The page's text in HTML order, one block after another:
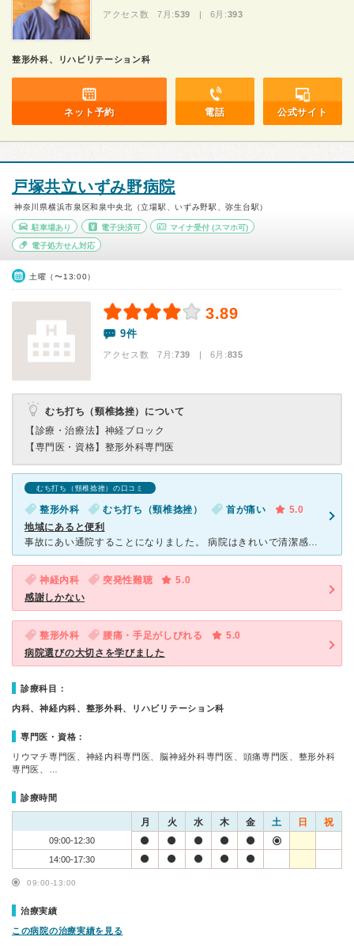
アクセス数 7月:539 | 6月:393
整形外科、リハビリテーション科
ネット予約 電話 公式サイト
戸塚共立いずみ野病院
神奈川県横浜市泉区和泉中央北（立場駅、いずみ野駅、弥生台駅）
駐車場あり 電子決済可 マイナ受付 (スマホ可)
電子処方せん対応
土曜（〜13:00）
3.89
9件
アクセス数 7月:739 | 6月:835
むち打ち（頸椎捻挫）について
【診療・治療法】 神経ブロック
【専門医・資格】 整形外科専門医
むち打ち（頸椎捻挫）の口コミ
整形外科 むち打ち（頸椎捻挫） 首が痛い
5.0
地域にあると便利
事故にあい通院することになりました。 病院はきれいで清潔感があるので雰囲気はいいです。 やっぱり大きい病院だけあって待ち時間がながいですが、 総合病院にくらべたらまだ早いかなと思います。 医療
神経内科 突発性難聴
5.0
感謝しかない
整形外科 腰痛・手足がしびれる
5.0
病院選びの大切さを学びました
診療科目：
内科、神経内科、整形外科、リハビリテーション科
専門医・資格：
リウマチ専門医、神経内科専門医、脳神経外科専門医、頭痛専門医、整形外科
専門医、…
診療時間
月 火 水 木 金 土 日 祝
09:00-12:30
14:00-17:30
09:00-13:00
治療実績
この病院の治療実績を見る